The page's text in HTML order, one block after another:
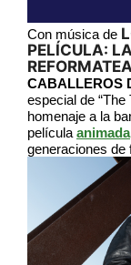
Con música de
PELÍCULA:
CABALLEROS
especial de “The
homenaje a la
películaanimada
generaciones de